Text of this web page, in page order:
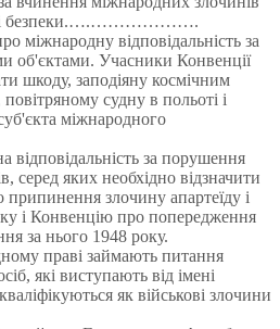
і безпеки.….……………….
міжнародну відповідальність за
об'єктами. Учасники Конвенції
шкоду, заподіяну космічним
судну в польоті і
міжнародного
відповідальність за порушення
серед яких необхідно відзначити
злочину апартеїду і
і Конвенцію про попередження
за нього 1948 року.
праві займають питання
які виступають від імені
як військові злочини